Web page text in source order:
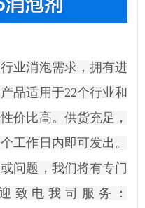
业消泡需求，拥有进
品适用于22个行业和
价比高。供货充足，
工作日内即可发出。
问题，我们将有专门
致电我司服务：